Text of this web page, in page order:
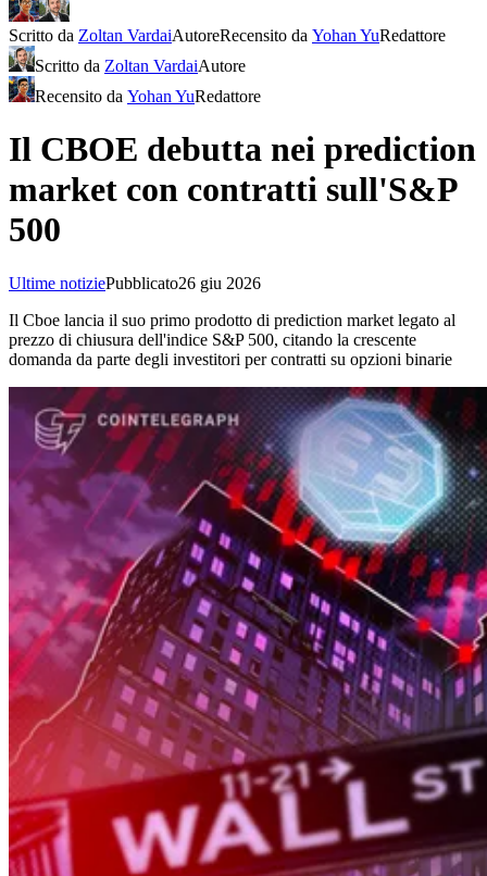
Scritto da Zoltan VardaiAutoreRecensito da Yohan YuRedattore
Scritto da Zoltan VardaiAutore
Recensito da Yohan YuRedattore
Il CBOE debutta nei prediction
market con contratti sull'S&P
500
Ultime notiziePubblicato26 giu 2026
Il Cboe lancia il suo primo prodotto di prediction market legato al
prezzo di chiusura dell'indice S&P 500, citando la crescente
domanda da parte degli investitori per contratti su opzioni binarie